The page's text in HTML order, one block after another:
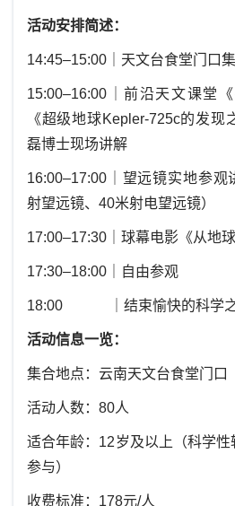
活动安排简述：
14:45–15:00｜天文台食堂门口
15:00–16:00｜前沿天文课堂
《超级地球Kepler-725c的发
磊博士现场讲解
16:00–17:00｜望远镜实地参观
射望远镜、40米射电望远镜）
17:00–17:30｜球幕电影《从地球
17:30–18:00｜自由参观
18:00 ｜结束愉快的科学
活动信息一览：
集合地点：云南天文台食堂门口
活动人数：80人
适合年龄：12岁及以上（科学
参与）
收费标准：178元/人